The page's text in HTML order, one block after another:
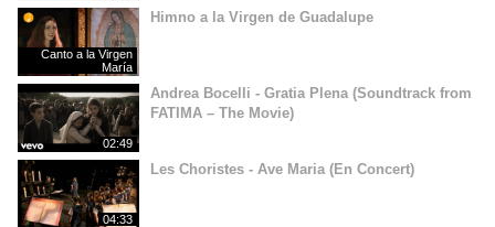
Canto a la Virgen
María
Himno a la Virgen de Guadalupe
02:49
Andrea Bocelli - Gratia Plena (Soundtrack from
FATIMA – The Movie)
04:33
Les Choristes - Ave Maria (En Concert)